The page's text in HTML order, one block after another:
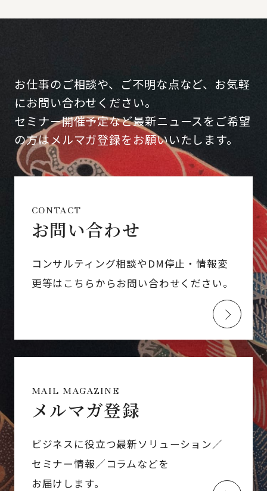
お仕事のご相談や、ご不明な点など、お気軽
にお問い合わせください。
セミナー開催予定など最新ニュースをご希望
の方はメルマガ登録をお願いいたします。
CONTACT
お問い合わせ
コンサルティング相談やDM停止・情報変
更等はこちらからお問い合わせください。
MAIL MAGAZINE
メルマガ登録
ビジネスに役立つ最新ソリューション／
セミナー情報／コラムなどを
お届けします。